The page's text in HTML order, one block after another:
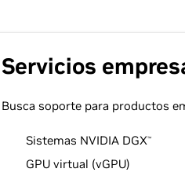
Servicios
Busca soporte para productos
Sistemas NVIDIA DGX™
GPU virtual (vGPU)